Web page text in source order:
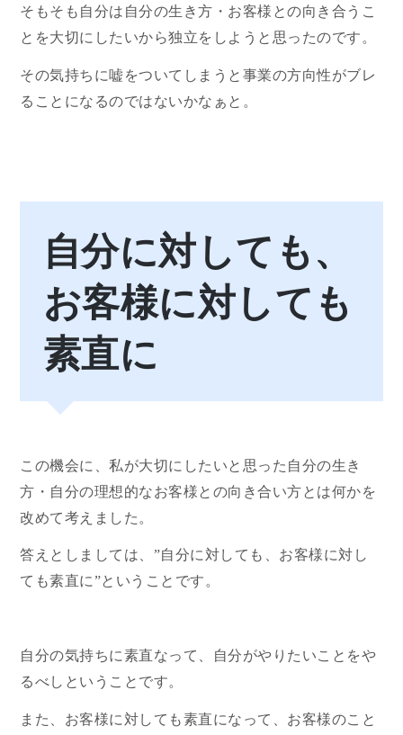
そもそも自分は自分の生き方・お客様との向き合うこ
とを大切にしたいから独立をしようと思ったのです。
その気持ちに嘘をついてしまうと事業の方向性がブレ
ることになるのではないかなぁと。
自分に対しても、
お客様に対しても
素直に
この機会に、私が大切にしたいと思った自分の生き
方・自分の理想的なお客様との向き合い方とは何かを
改めて考えました。
答えとしましては、”自分に対しても、お客様に対し
ても素直に”ということです。
自分の気持ちに素直なって、自分がやりたいことをや
るべしということです。
また、お客様に対しても素直になって、お客様のこと